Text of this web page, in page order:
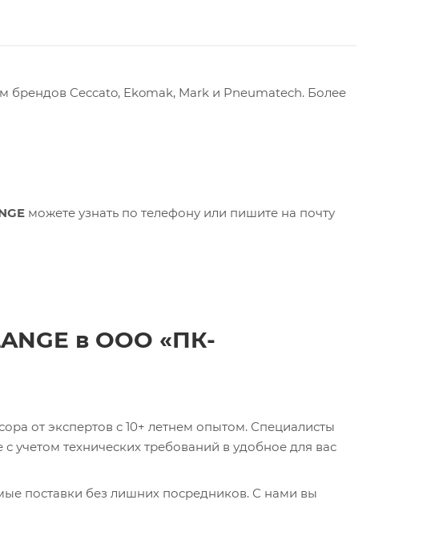
Ceccato, Ekomak, Mark и Pneumatech. Более
можете узнать по телефону или пишите на почту
в ООО «ПК-
от экспертов с 10+ летнем опытом. Специалисты
учетом технических требований в удобное для вас
поставки без лишних посредников. С нами вы